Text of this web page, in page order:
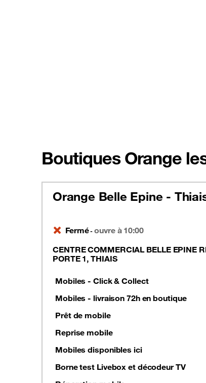
Boutiques Orange
Orange Belle Epine -
Fermé-ouvre à 10:00
CENTRE COMMERCIAL BELLE EPINE
PORTE 1, THIAIS
Mobiles - Click & Collect
Mobiles - livraison 72h en boutique
Prêt de mobile
Reprise mobile
Mobiles disponibles ici
Borne test Livebox et décodeur TV